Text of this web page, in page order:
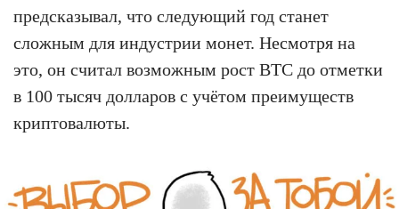
предсказывал, что следующий год станет
сложным для индустрии монет. Несмотря на
это, он считал возможным рост BTC до отметки
в 100 тысяч долларов с учётом преимуществ
криптовалюты.